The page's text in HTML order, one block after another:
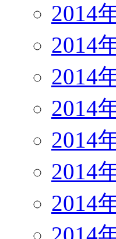
2014
2014
2014
2014
2014
2014
2014